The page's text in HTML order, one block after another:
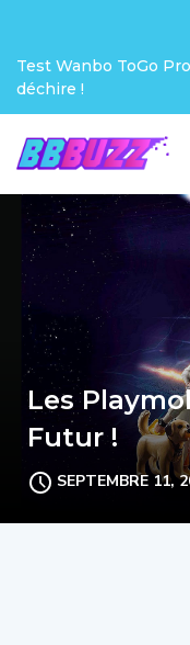
Test Wanbo ToGo
déchire !
Les
Futur !
SEPTEMBRE 11,